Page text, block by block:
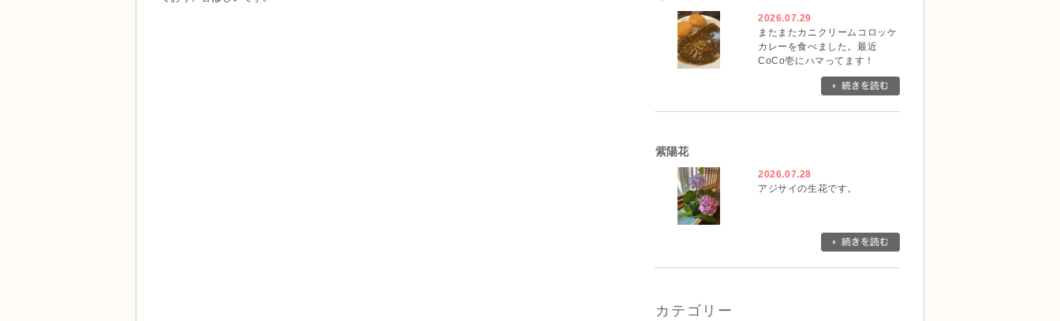
2026.07.29
またまたカニクリームコロッケ
カレーを食べました。最近
CoCo壱にハマってます！
紫陽花
2026.07.28
アジサイの生花です。
カテゴリー